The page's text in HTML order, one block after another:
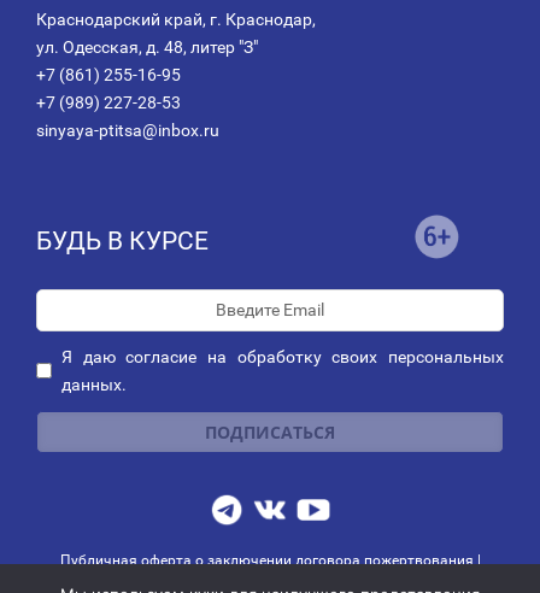
Краснодарский край, г. Краснодар,
ул. Одесская, д. 48, литер "З"
+7 (861) 255-16-95
+7 (989) 227-28-53
sinyaya-ptitsa@inbox.ru
БУДЬ В КУРСЕ
Я даюсогласие на обработку своих персональных
данных.
Публичная оферта о заключении договора пожертвования |